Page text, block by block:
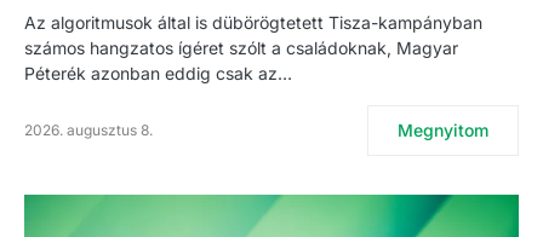
Az algoritmusok által is dübörögtetett Tisza-kampányban
számos hangzatos ígéret szólt a családoknak, Magyar
Péterék azonban eddig csak az…
2026. augusztus 8. Megnyitom